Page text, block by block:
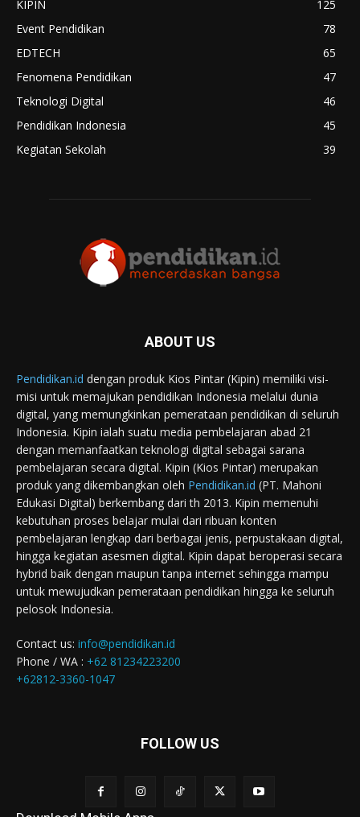
KIPIN
125
Event Pendidikan
78
EDTECH
65
Fenomena Pendidikan
47
Teknologi Digital
46
Pendidikan Indonesia
45
Kegiatan Sekolah
39
ABOUT US
Pendidikan.id dengan produk Kios Pintar (Kipin) memiliki visi-
misi untuk memajukan pendidikan Indonesia melalui dunia
digital, yang memungkinkan pemerataan pendidikan di seluruh
Indonesia. Kipin ialah suatu media pembelajaran abad 21
dengan memanfaatkan teknologi digital sebagai sarana
pembelajaran secara digital. Kipin (Kios Pintar) merupakan
produk yang dikembangkan oleh Pendidikan.id (PT. Mahoni
Edukasi Digital) berkembang dari th 2013. Kipin memenuhi
kebutuhan proses belajar mulai dari ribuan konten
pembelajaran lengkap dari berbagai jenis, perpustakaan digital,
hingga kegiatan asesmen digital. Kipin dapat beroperasi secara
hybrid baik dengan maupun tanpa internet sehingga mampu
untuk mewujudkan pemerataan pendidikan hingga ke seluruh
pelosok Indonesia.
Contact us: info@pendidikan.id
Phone / WA : +62 81234223200
+62812-3360-1047
FOLLOW US